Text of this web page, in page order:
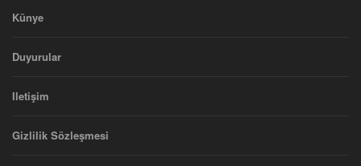
Künye
Duyurular
Iletişim
Gizlilik Sözleşmesi